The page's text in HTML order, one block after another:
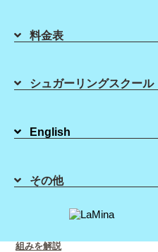
料金表
シュガーリングスクール
English
その他
Blog
「VIO脱毛を始めたいけど、どの
は、VIO脱毛…
組みを解説